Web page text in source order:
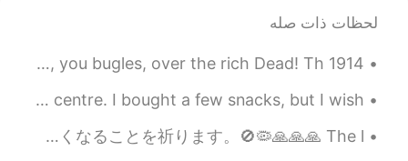
ん。
んでした
。
これまでのところ私 の夏からの写真は
لحظات ذات صله
1914 by Rupert Brooke. War Sonnet III: The Dead Blow out, you bugles, over the rich Dead! Th...
Yesterday I went into the city and visited the Japanese centre. I bought a few snacks, but I wish...
ロックダウンは私が住んでいる場所でより厳しくなっています。 4月末まで延長されます。 また、外出は一定時間しかできません。 このウイルスがすぐになくなることを祈ります。🚫🦠🙏🙏🙏 The l...